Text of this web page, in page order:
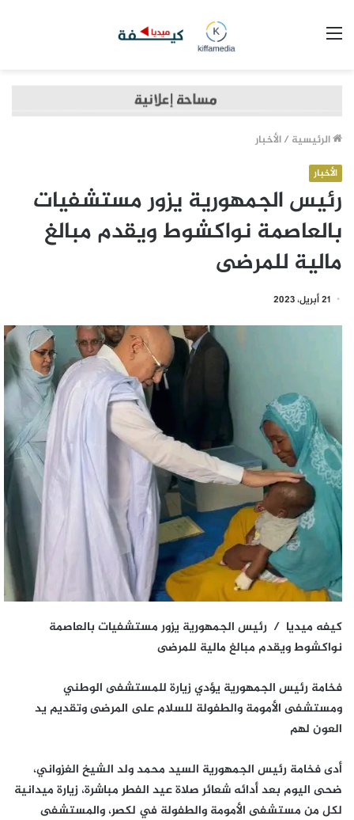
الرئيسية /الأخبار
الأخبار
رئيس الجمهورية يزور مستشفيات
بالعاصمة نواكشوط ويقدم مبالغ
مالية للمرضى
21 أبريل، 2023
كيفه ميديا / رئيس الجمهورية يزور مستشفيات بالعاصمة
نواكشوط ويقدم مبالغ مالية للمرضى
فخامة رئيس الجمهورية يؤدي زيارة للمستشفى الوطني
ومستشفى الأمومة والطفولة للسلام على المرضى وتقديم يد
العون لهم
أدى فخامة رئيس الجمهورية السيد محمد ولد الشيخ الغزواني،
ضحى اليوم بعد أدائه شعائر صلاة عيد الفطر مباشرة، زيارة ميدانية
لكل من مستشفى الأمومة والطفولة في لكصر، والمستشفى